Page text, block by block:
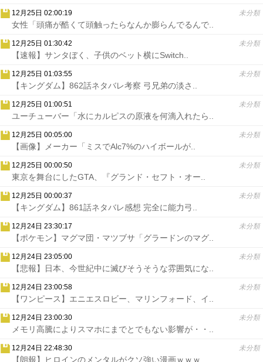
12月25日 02:00:19 未分類
女性「頭痛が酷くて頭触ったらなんか膨らんでるんで..
12月25日 01:30:42 未分類
【速報】サンタぼく、子供のベット横にSwitch..
12月25日 01:03:55 未分類
【キングダム】862話ネタバレ考察 弓兄弟の淡さ..
12月25日 01:00:51 未分類
ユーチューバー「水にカルピスの原液を何滴入れたら..
12月25日 00:05:00 未分類
【画像】メーカー「ミスでAlc7%のハイボールが..
12月25日 00:00:50 未分類
東京を舞台にしたGTA、『グランド・セフト・オー..
12月25日 00:00:37 未分類
【キングダム】861話ネタバレ感想 完全に能力弓..
12月24日 23:30:17 未分類
【ポケモン】マグマ団・マツブサ「グラードンのマグ..
12月24日 23:05:00 未分類
【悲報】日本、今世紀中に滅びそうそうな雰囲気にな..
12月24日 23:00:58 未分類
【ワンピース】エニエスロビー、マリンフォード、イ..
12月24日 23:00:30 未分類
メモリ高騰によりスマホにまでとでもない影響が・・..
12月24日 22:48:30 未分類
【朗報】ヒロインのメンタルがクソ強い漫画ｗｗｗ..